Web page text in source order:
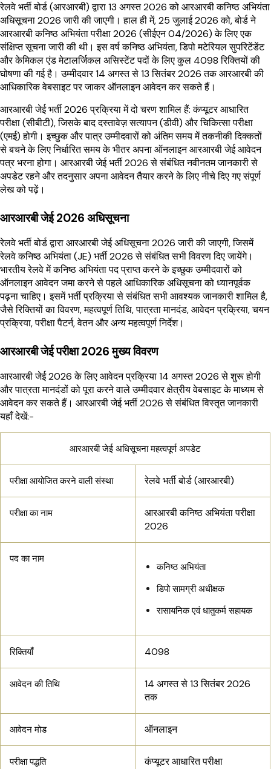
रेलवे भर्ती बोर्ड (आरआरबी) द्वारा 13 अगस्त 2026 को आरआरबी कनिष्ठ अभियंता
अधिसूचना 2026 जारी की जाएगी। हाल ही में, 25 जुलाई 2026 को, बोर्ड ने
आरआरबी कनिष्ठ अभियंता परीक्षा 2026 (सीईएन 04/2026) के लिए एक
संक्षिप्त सूचना जारी की थी। इस वर्ष कनिष्ठ अभियंता, डिपो मटेरियल सुपरिटेंडेंट
और केमिकल एंड मेटालर्जिकल असिस्टेंट पदों के लिए कुल 4098 रिक्तियों की
घोषणा की गई है। उम्मीदवार 14 अगस्त से 13 सितंबर 2026 तक आरआरबी की
आधिकारिक वेबसाइट पर जाकर ऑनलाइन आवेदन कर सकते हैं।
आरआरबी जेई भर्ती 2026 प्रक्रिया में दो चरण शामिल हैं: कंप्यूटर आधारित
परीक्षा (सीबीटी), जिसके बाद दस्तावेज़ सत्यापन (डीवी) और चिकित्सा परीक्षा
(एमई) होगी। इच्छुक और पात्र उम्मीदवारों को अंतिम समय में तकनीकी दिक्कतों
से बचने के लिए निर्धारित समय के भीतर अपना ऑनलाइन आरआरबी जेई आवेदन
पत्र भरना होगा। आरआरबी जेई भर्ती 2026 से संबंधित नवीनतम जानकारी से
अपडेट रहने और तदनुसार अपना आवेदन तैयार करने के लिए नीचे दिए गए संपूर्ण
लेख को पढ़ें।
आरआरबी जेई 2026 अधिसूचना
रेलवे भर्ती बोर्ड द्वारा आरआरबी जेई अधिसूचना 2026 जारी की जाएगी, जिसमें
रेलवे कनिष्ठ अभियंता (JE) भर्ती 2026 से संबंधित सभी विवरण दिए जायेंगे।
भारतीय रेलवे में कनिष्ठ अभियंता पद प्राप्त करने के इच्छुक उम्मीदवारों को
ऑनलाइन आवेदन जमा करने से पहले आधिकारिक अधिसूचना को ध्यानपूर्वक
पढ़ना चाहिए। इसमें भर्ती प्रक्रिया से संबंधित सभी आवश्यक जानकारी शामिल है,
जैसे रिक्तियों का विवरण, महत्वपूर्ण तिथि, पात्रता मानदंड, आवेदन प्रक्रिया, चयन
प्रक्रिया, परीक्षा पैटर्न, वेतन और अन्य महत्वपूर्ण निर्देश।
आरआरबी जेई परीक्षा 2026 मुख्य विवरण
आरआरबी जेई 2026 के लिए आवेदन प्रक्रिया 14 अगस्त 2026 से शुरू होगी
और पात्रता मानदंडों को पूरा करने वाले उम्मीदवार क्षेत्रीय वेबसाइट के माध्यम से
आवेदन कर सकते हैं। आरआरबी जेई भर्ती 2026 से संबंधित विस्तृत जानकारी
यहाँ देखें:-
आरआरबी जेई अधिसूचना महत्वपूर्ण अपडेट
परीक्षा आयोजित करने वाली संस्था रेलवे भर्ती बोर्ड (आरआरबी)
परीक्षा का नाम
आरआरबी कनिष्ठ अभियंता परीक्षा
2026
पद का नाम
कनिष्ठ अभियंता
डिपो सामग्री अधीक्षक
रासायनिक एवं धातुकर्म सहायक
रिक्तियाँ 4098
आवेदन की तिथि
14 अगस्त से 13 सितंबर 2026
तक
आवेदन मोड ऑनलाइन
परीक्षा पद्धति कंप्यूटर आधारित परीक्षा